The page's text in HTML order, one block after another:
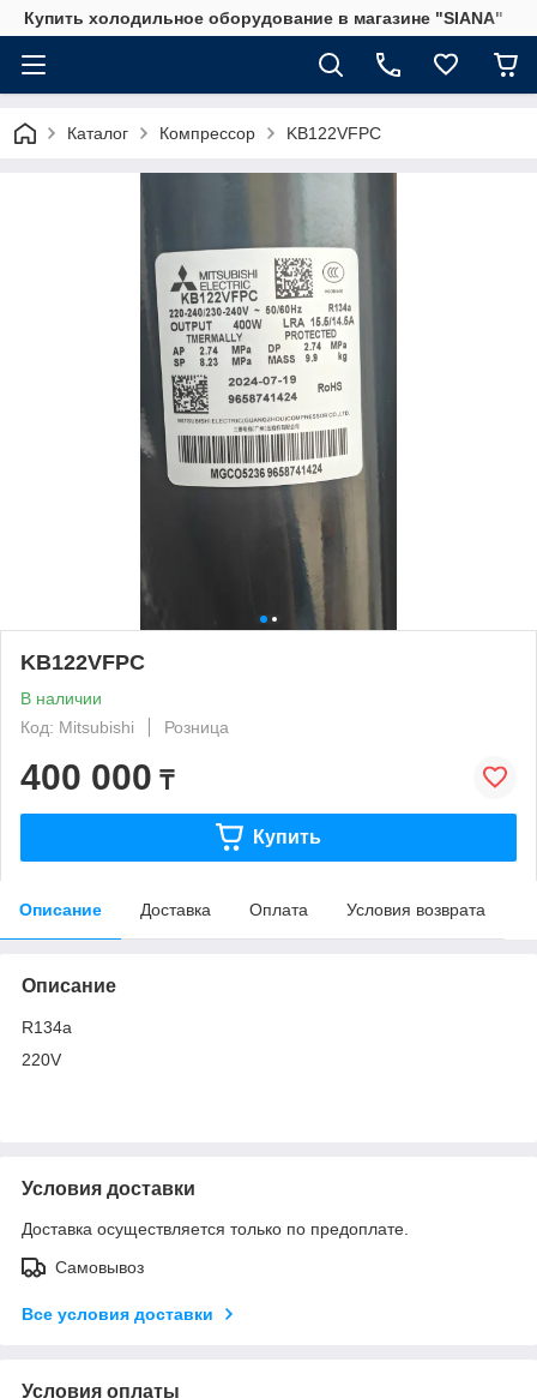
Купить холодильное оборудование в магазине "SIANA"
Каталог Компрессор KB122VFPC
KB122VFPC
В наличии
Код: Mitsubishi
Розница
400 000 ₸
Купить
Описание Доставка Оплата Условия возврата
Описание
R134a
220V
Условия доставки
Доставка осуществляется только по предоплате.
Самовывоз
Все условия доставки
Условия оплаты